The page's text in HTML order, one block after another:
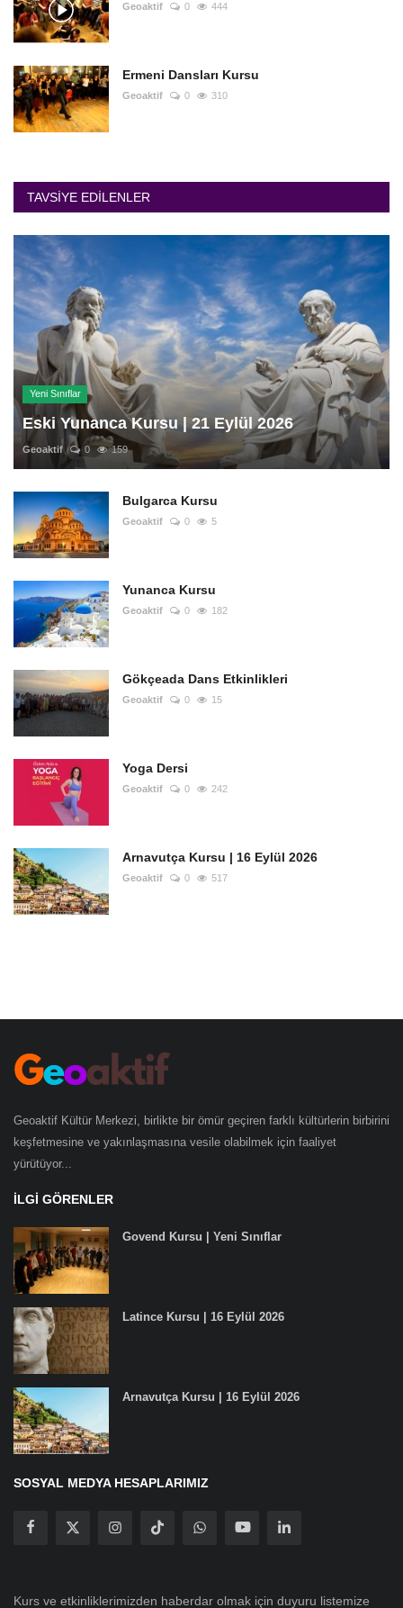
Geoaktif 0 444
Ermeni Dansları Kursu
Geoaktif 0 310
TAVSIYE EDILENLER
Yeni Sınıflar
Eski Yunanca Kursu | 21 Eylül 2026
Geoaktif 0 159
Bulgarca Kursu
Geoaktif 0 5
Yunanca Kursu
Geoaktif 0 182
Gökçeada Dans Etkinlikleri
Geoaktif 0 15
Yoga Dersi
Geoaktif 0 242
Arnavutça Kursu | 16 Eylül 2026
Geoaktif 0 517
Geoaktif Kültür Merkezi, birlikte bir ömür geçiren farklı kültürlerin birbirini
keşfetmesine ve yakınlaşmasına vesile olabilmek için faaliyet
yürütüyor...
İLGI GÖRENLER
Govend Kursu | Yeni Sınıflar
Latince Kursu | 16 Eylül 2026
Arnavutça Kursu | 16 Eylül 2026
SOSYAL MEDYA HESAPLARIMIZ
Kurs ve etkinliklerimizden haberdar olmak için duyuru listemize